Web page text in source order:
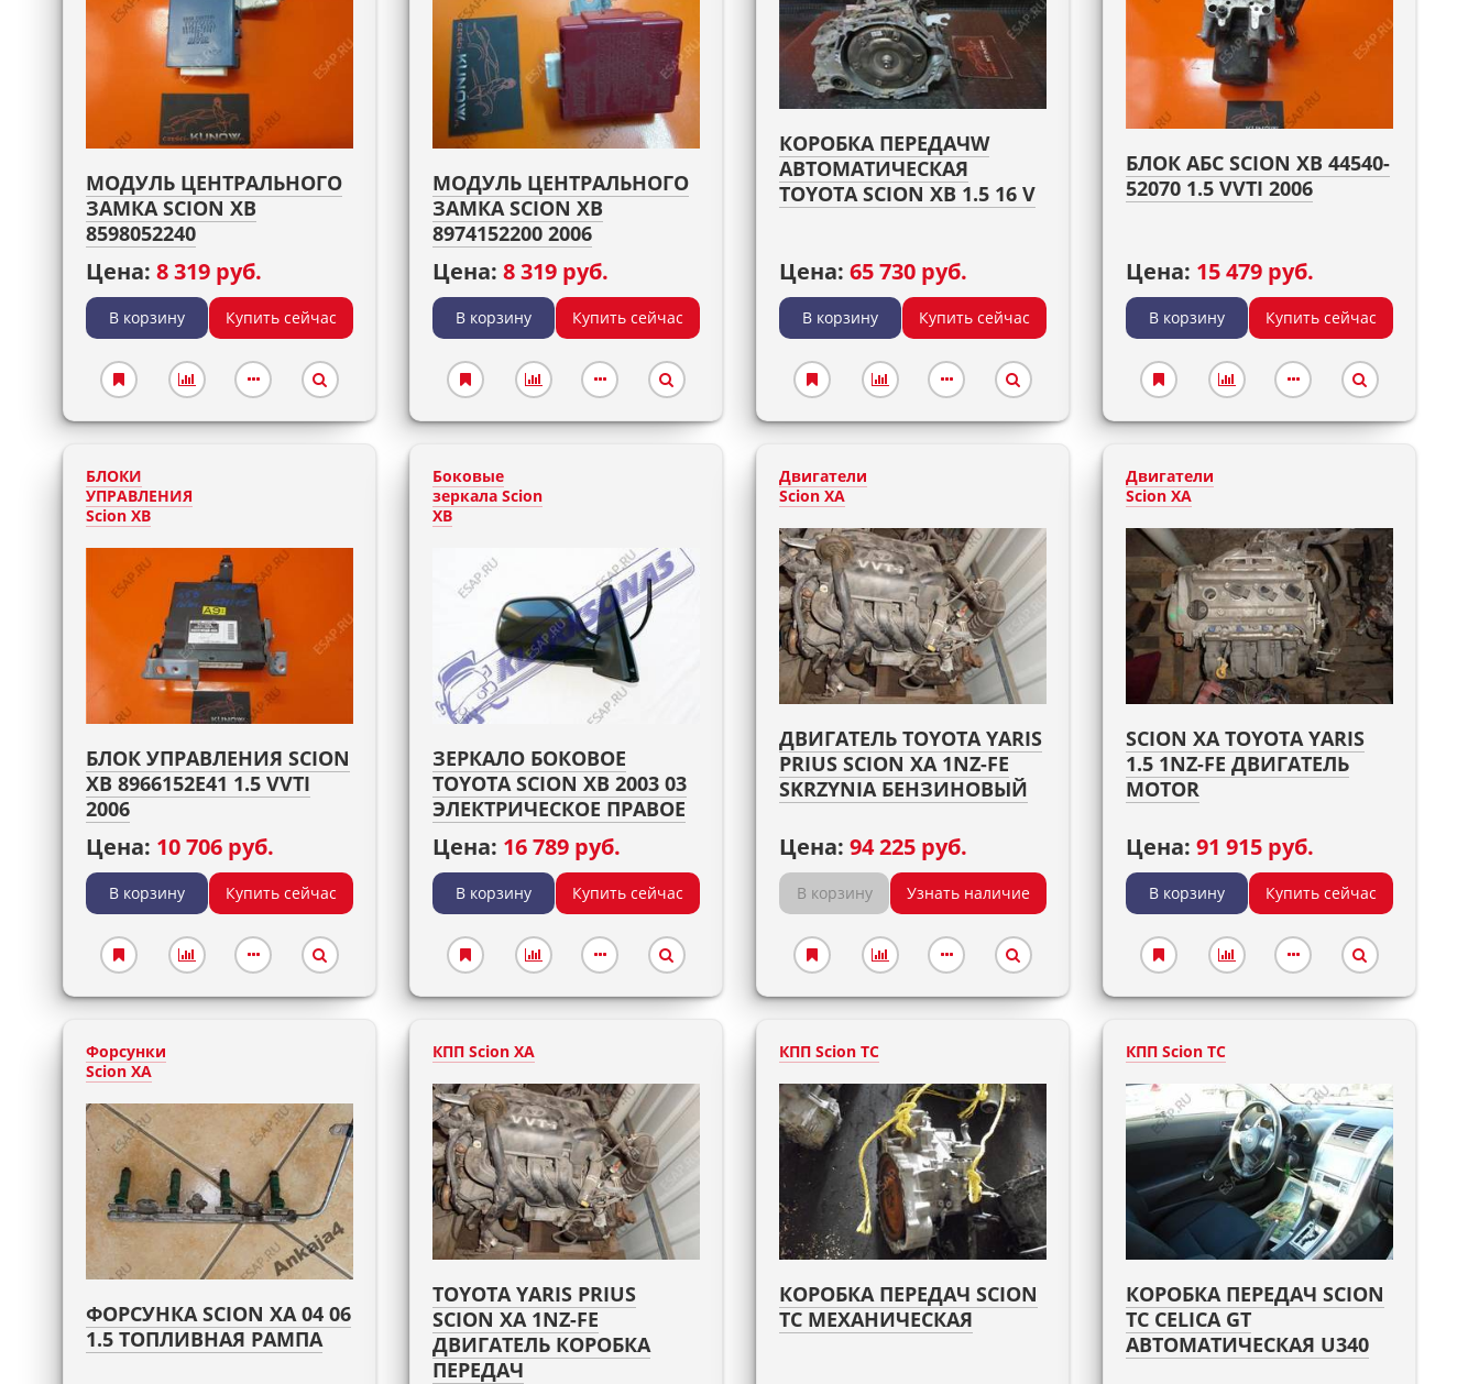
МОДУЛЬ ЦЕНТРАЛЬНОГО
ЗАМКА SCION XB
8598052240
Цена: 8 319 руб.
В корзину Купить сейчас
МОДУЛЬ ЦЕНТРАЛЬНОГО
ЗАМКА SCION XB
8974152200 2006
Цена: 8 319 руб.
В корзину Купить сейчас
КОРОБКА ПЕРЕДАЧW
АВТОМАТИЧЕСКАЯ
TOYOTA SCION XB 1.5 16 V
Цена: 65 730 руб.
В корзину Купить сейчас
БЛОК АБС SCION XB 44540-
52070 1.5 VVTI 2006
Цена: 15 479 руб.
В корзину Купить сейчас
БЛОКИ
УПРАВЛЕНИЯ
Scion XB
БЛОК УПРАВЛЕНИЯ SCION
XB 8966152E41 1.5 VVTI
2006
Цена: 10 706 руб.
В корзину Купить сейчас
Боковые
зеркала Scion
XB
ЗЕРКАЛО БОКОВОЕ
TOYOTA SCION XB 2003 03
ЭЛЕКТРИЧЕСКОЕ ПРАВОЕ
Цена: 16 789 руб.
В корзину Купить сейчас
Двигатели
Scion XA
ДВИГАТЕЛЬ TOYOTA YARIS
PRIUS SCION XA 1NZ-FE
SKRZYNIA БЕНЗИНОВЫЙ
Цена: 94 225 руб.
В корзину Узнать наличие
Двигатели
Scion XA
SCION XA TOYOTA YARIS
1.5 1NZ-FE ДВИГАТЕЛЬ
MOTOR
Цена: 91 915 руб.
В корзину Купить сейчас
Форсунки
Scion XA
ФОРСУНКА SCION XA 04 06
1.5 ТОПЛИВНАЯ РАМПА
КПП Scion XA
TOYOTA YARIS PRIUS
SCION XA 1NZ-FE
ДВИГАТЕЛЬ КОРОБКА
ПЕРЕДАЧ
КПП Scion TC
КОРОБКА ПЕРЕДАЧ SCION
TC МЕХАНИЧЕСКАЯ
КПП Scion TC
КОРОБКА ПЕРЕДАЧ SCION
TC CELICA GT
АВТОМАТИЧЕСКАЯ U340